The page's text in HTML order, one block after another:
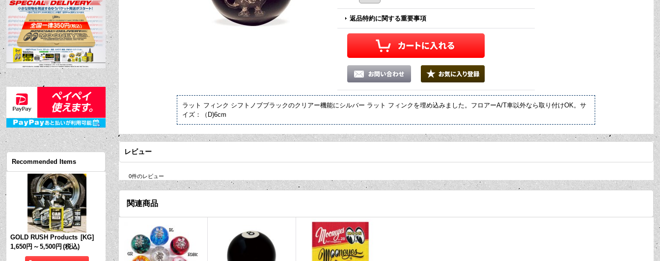
Recommended Items
GOLD RUSH Products [KG]
1,650円 ～ 5,500円 (税込)
返品特約に関する重要事項
ラット フィンク シフトノブブラックのクリアー機能にシルバー ラット フィンクを埋め込みました。フロアーA/T車以外なら取り付けOK。サ
イズ：（D)6cm
レビュー
0件のレビュー
関連商品